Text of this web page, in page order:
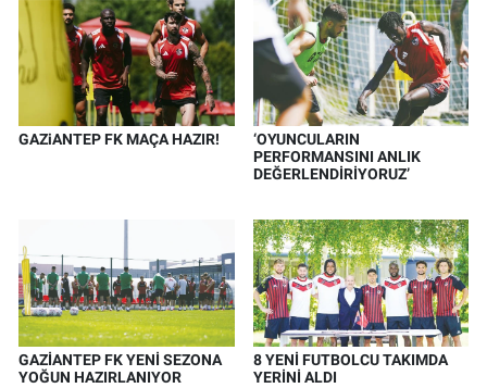
GAZiANTEP FK MAÇA HAZIR!
‘OYUNCULARIN
PERFORMANSINI ANLIK
DEĞERLENDİRİYORUZ’
GAZİANTEP FK YENİ SEZONA
YOĞUN HAZIRLANIYOR
8 YENİ FUTBOLCU TAKIMDA
YERİNİ ALDI